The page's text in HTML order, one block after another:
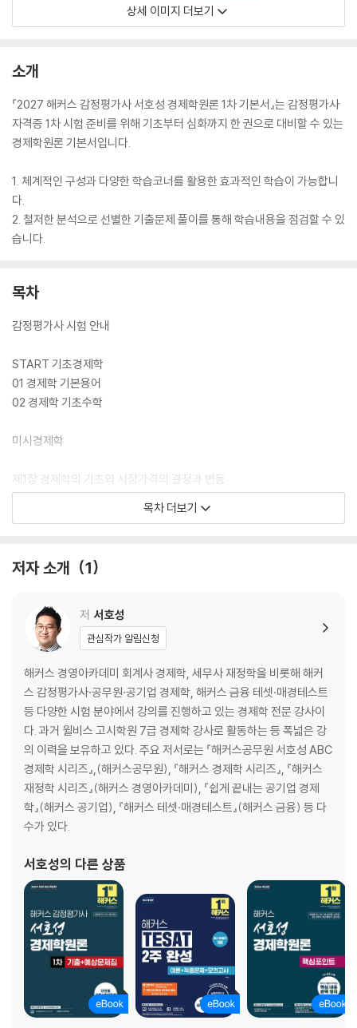
상세 이미지 더보기
소개
『2027 해커스 감정평가사 서호성 경제학원론 1차 기본서』는 감정평가사
자격증 1차 시험 준비를 위해 기초부터 심화까지 한 권으로 대비할 수 있는
경제학원론 기본서입니다.
1. 체계적인 구성과 다양한 학습코너를 활용한 효과적인 학습이 가능합니
다.
2. 철저한 분석으로 선별한 기출문제 풀이를 통해 학습내용을 점검할 수 있
습니다.
목차
감정평가사 시험 안내
START 기초경제학
01 경제학 기본용어
02 경제학 기초수학
미시경제학
제1장 경제학의 기초와 시장가격의 결정과 변동
01 경제활동과 경제순환
05 생산가능곡선과 기회비용
07 공급
08 시장가격의 결정
09 시장균형의 이동
10 잉여
11 가격통제: 최고가격제와 최저가격제
Level 1 OX 연습문제
Level 2 개념완성문제
Level 3 실전연습문제
제2장 탄력성
01 탄력성의 기본
02 수요의 가격탄력성
04 수요의 교차탄력성
05 공급의 가격탄력성
Level 1 OX 연습문제
Level 2 개념완성문제
Level 3 실전연습문제
02 한계효용이론에서의 소비자 선택
목차 더보기
저자 소개 1
저 서호성
관심작가 알림신청
해커스 경영아카데미 회계사 경제학, 세무사 재정학을 비롯해 해커
스 감정평가사·공무원·공기업 경제학, 해커스 금융 테셋·매경테스트
등 다양한 시험 분야에서 강의를 진행하고 있는 경제학 전문 강사이
다. 과거 윌비스 고시학원 7급 경제학 강사로 활동하는 등 폭넓은 강
의 이력을 보유하고 있다. 주요 저서로는 『해커스공무원 서호성 ABC
경제학 시리즈』,(해커스공무원), 『해커스 경제학 시리즈』, 『해커스
재정학 시리즈』(해커스 경영아카데미), 『쉽게 끝내는 공기업 경제
학』(해커스 공기업), 『해커스 테셋·매경테스트』(해커스 금융) 등 다
수가 있다.
서호성의 다른 상품